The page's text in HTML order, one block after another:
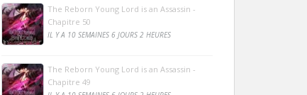
The Reborn Young Lord is an Assassin -
Chapitre 50
IL Y A 10 SEMAINES 6 JOURS 2 HEURES
The Reborn Young Lord is an Assassin -
Chapitre 49